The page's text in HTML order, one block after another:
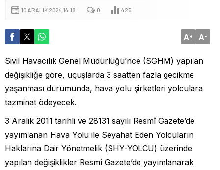
10 ARALIK 2024 14:18 0 425
A+ A-
Sivil Havacılık Genel Müdürlüğü’nce (SGHM) yapılan
değişikliğe göre, uçuşlarda 3 saatten fazla gecikme
yaşanması durumunda, hava yolu şirketleri yolculara
tazminat ödeyecek.
3 Aralık 2011 tarihli ve 28131 sayılı Resmî Gazete’de
yayımlanan Hava Yolu ile Seyahat Eden Yolcuların
Haklarına Dair Yönetmelik (SHY-YOLCU) üzerinde
yapılan değişiklikler Resmî Gazete’de yayımlanarak